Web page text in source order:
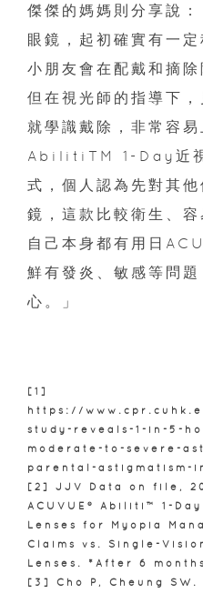
傑傑的媽媽則分享說
眼鏡，起初確實有一
小朋友會在配戴和摘除
但在視光師的指導下
就學識戴除，非常容
AbilitiTM 1-Day近視
式，個人認為先對其
鏡，這款比較衛生、
自己本身都有用日
鮮有發炎、敏感等問
心。」
[1]
https://
study-reveals-1-in-5-
moderate-to-severe-
parental-astigmatism-
[2] JJV Data on file,
ACUVUE® Abiliti™ 1-
Lenses for Myopia
Claims vs. Single-
Lenses. *After 6
[3] Cho P, Cheung